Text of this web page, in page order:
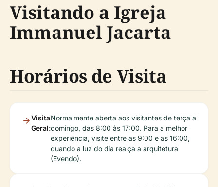
Visitando a Igreja
Immanuel Jacarta
Horários de Visita
Visita
Geral:
Normalmente aberta aos visitantes de terça a
domingo, das 8:00 às 17:00. Para a melhor
experiência, visite entre as 9:00 e as 16:00,
quando a luz do dia realça a arquitetura
(Evendo).